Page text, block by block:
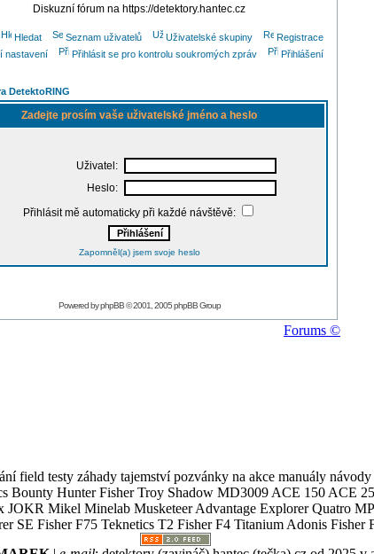
Diskuzní fórum na https://detektory.hantec.cz
Hledat Seznam uživatelů Uživatelské skupiny
Registrace
nastavení
Přihlásit se pro kontrolu soukromých zpráv Přihlášení
DetektoRING
Zadejte prosím vaše uživatelské jméno a heslo
Uživatel:
Heslo:
Přihlásit mě automaticky při každé návštěvě:
Zapomněl(a) jsem svoje heslo
Powered byphpBB© 2001, 2005 phpBB Group
Forums ©
field testy záhady tajemství pozvánky na akce manuály
Bounty Hunter Fisher Troy Shadow MD3009 ACE 150 ACE
Mikel Minelab Musketeer Advantage Explorer Quatro
SE Fisher F75 Teknetics T2 Fisher F4 Titanium Adonis Fisher